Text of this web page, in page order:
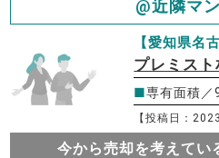
@近隣マ
【愛知県名
プレミス
■専有面積／
【投稿日：
今から売却を考えてい